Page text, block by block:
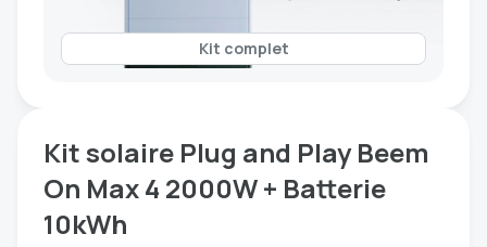
Kit complet
Kit solaire Plug and Play Beem
On Max 4 2000W + Batterie
10kWh